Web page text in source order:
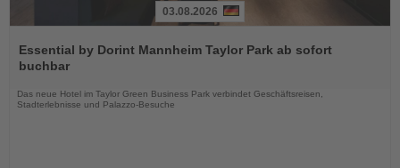
Sie
die
03.08.2026
Essential by Dorint Mannheim Taylor Park ab sofort
buchbar
Das neue Hotel im Taylor Green Business Park verbindet Geschäftsreisen,
Stadterlebnisse und Palazzo-Besuche